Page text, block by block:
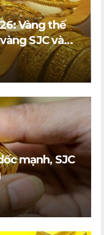
Vàng thế
SJC và
mạnh, SJC